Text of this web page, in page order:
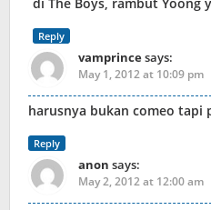
di The Boys, rambut Yoong
Reply
vamprincesays:
May 1, 2012 at 10:09 pm
harusnya bukan comeo tapi
Reply
anon says:
May 2, 2012 at 12:00 am